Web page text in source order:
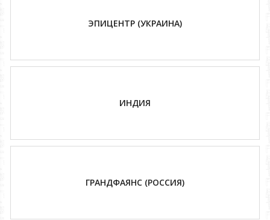
ЭПИЦЕНТР (УКРАИНА)
ИНДИЯ
ГРАНДФАЯНС (РОССИЯ)